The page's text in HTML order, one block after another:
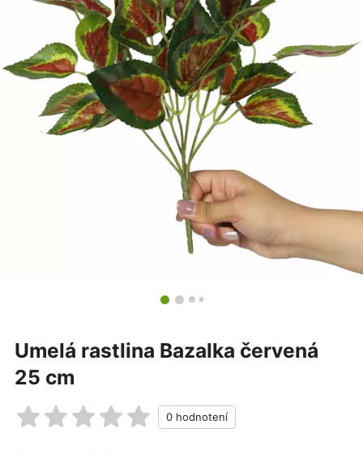
Umelá rastlina Bazalka červená
25 cm